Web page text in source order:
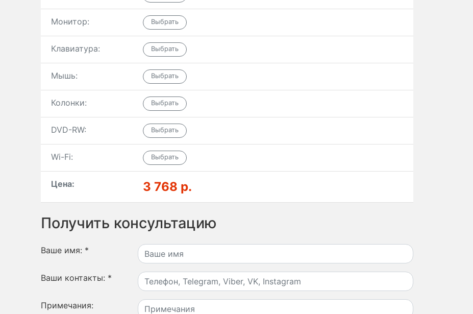
Монитор:
Клавиатура:
Мышь:
Колонки:
DVD-RW:
Wi-Fi:
Цена: 3 768 р.
Получить консультацию
Ваше имя: *
Ваши контакты: *
Примечания: